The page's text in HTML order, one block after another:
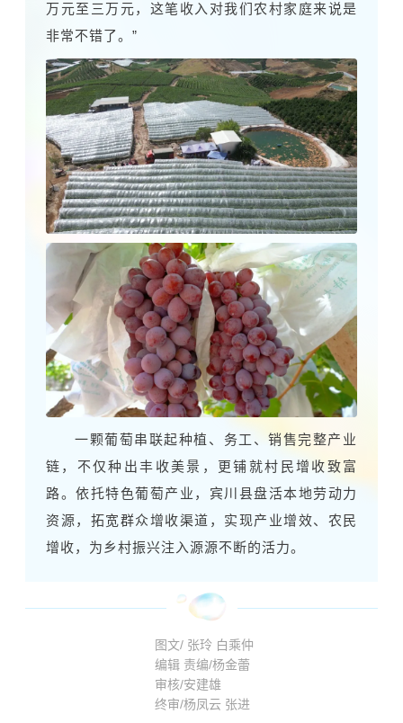
万元至三万元，这笔收入对我们农村家庭来说是
非常不错了。”
一颗葡萄串联起种植、务工、销售完整产业
链，不仅种出丰收美景，更铺就村民增收致富
路。依托特色葡萄产业，宾川县盘活本地劳动力
资源，拓宽群众增收渠道，实现产业增效、农民
增收，为乡村振兴注入源源不断的活力。
图文/ 张玲 白乘仲
编辑 责编/杨金蕾
审核/安建雄
终审/杨凤云 张进